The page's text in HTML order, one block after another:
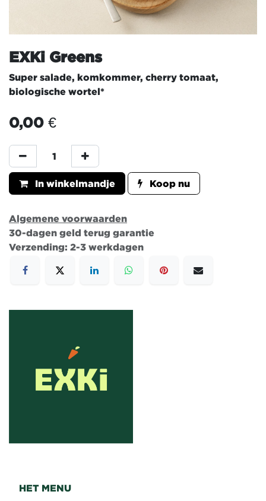
EXKi Greens
Super salade, komkommer, cherry tomaat,
biologische wortel*
0,00 €
In winkelmandje Koop nu
Algemene voorwaarden
30-dagen geld terug garantie
Verzending: 2-3 werkdagen
HET MENU